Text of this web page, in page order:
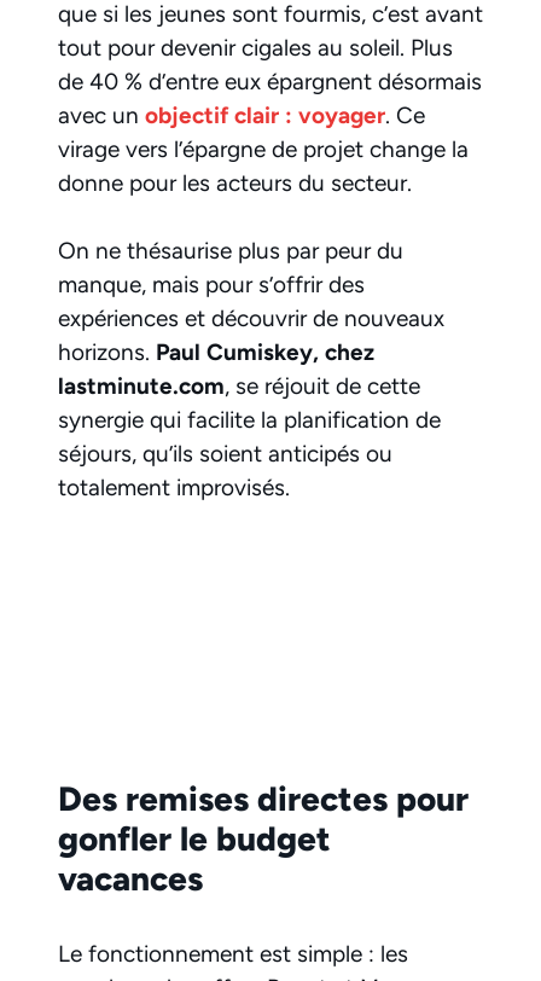
que si les jeunes sont fourmis, c’est avant
tout pour devenir cigales au soleil. Plus
de 40 % d’entre eux épargnent désormais
avec un objectif clair : voyager. Ce
virage vers l’épargne de projet change la
donne pour les acteurs du secteur.
On ne thésaurise plus par peur du
manque, mais pour s’offrir des
expériences et découvrir de nouveaux
horizons. Paul Cumiskey, chez
lastminute.com, se réjouit de cette
synergie qui facilite la planification de
séjours, qu’ils soient anticipés ou
totalement improvisés.
Des remises directes pour
gonfler le budget
vacances
Le fonctionnement est simple : les